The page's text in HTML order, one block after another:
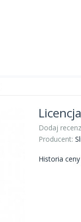
Dodaj
Producent:
Historia